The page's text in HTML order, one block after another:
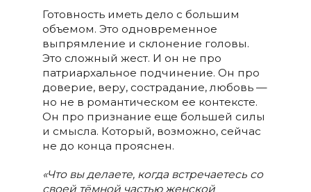
Готовность иметь дело с большим
объемом. Это одновременное
выпрямление и склонение головы.
Это сложный жест. И он не про
патриархальное подчинение. Он про
доверие, веру, сострадание, любовь —
но не в романтическом ее контексте.
Он про признание еще большей силы
и смысла. Который, возможно, сейчас
не до конца прояснен.
«Что вы делаете, когда встречаетесь со
своей тёмной частью женской